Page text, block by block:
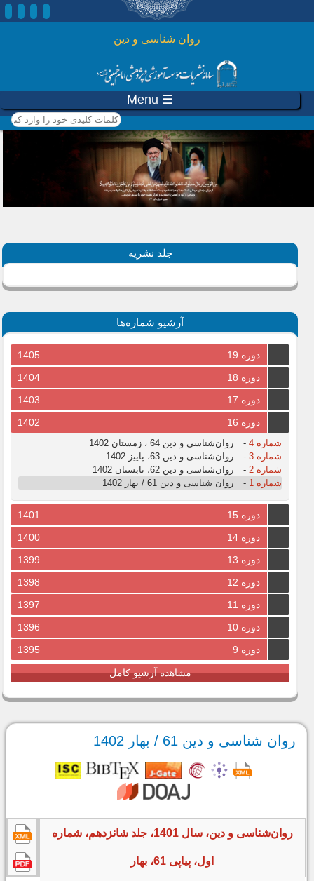
رفتن به محتوای اصلی
روان شناسی و دين
☰ Menu
کلمات کلیدی خود را وارد
کنید
جلد نشریه
آرشیو شماره‌ها
دوره 19
1405
دوره 18
1404
دوره 17
1403
دوره 16
1402
شماره 4 -
روان‌شناسی و دین 64 ، زمستان 1402
شماره 3
-
روان‌شناسی و دین 63، پاییز 1402
شماره 2
-
روان‌شناسی و دین 62، تابستان 1402
شماره 1
- روان شناسی و دین 61 / بهار 1402
دوره 15
1401
دوره 14
1400
دوره 13
1399
دوره 12
1398
دوره 11
1397
دوره 10
1396
دوره 9
1395
مشاهده آرشیو کامل
روان شناسی و دین 61 / بهار 1402
روان‌شناسی و دین، سال 1401، جلد شانزدهم، شماره
اول، پیاپی 61، بهار